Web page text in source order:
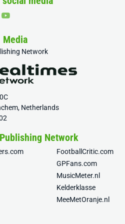
Media
Network
Netherlands
Network
FootballCritic.com
GPFans.com
MusicMeter.nl
Kelderklasse
MeeMetOranje.nl